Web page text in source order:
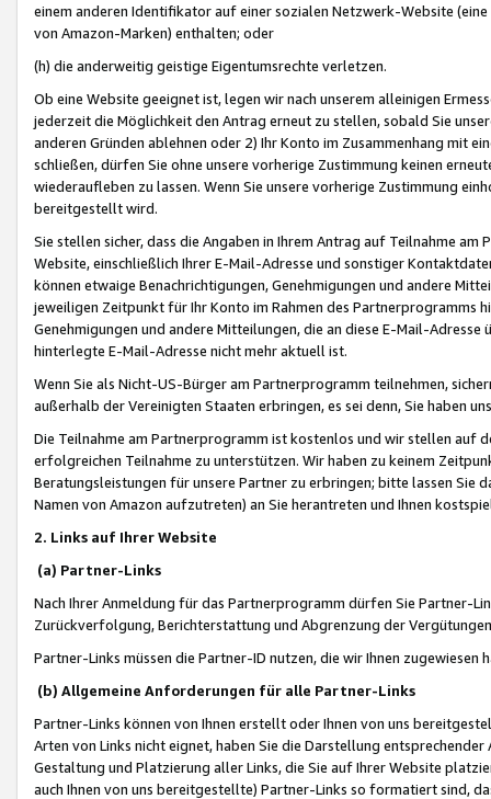
einem anderen Identifikator auf einer sozialen Netzwerk-Website
von Amazon-Marken) enthalten; oder
(h) die anderweitig geistige Eigentumsrechte verletzen.
Ob eine Website geeignet ist, legen wir nach unserem alleinigen
jederzeit die Möglichkeit den Antrag erneut zu stellen, sobald Sie
anderen Gründen ablehnen oder 2) Ihr Konto im Zusammenhang mit
schließen, dürfen Sie ohne unsere vorherige Zustimmung keinen
wiederaufleben zu lassen. Wenn Sie unsere vorherige Zustimmung
bereitgestellt wird.
Sie stellen sicher, dass die Angaben in Ihrem Antrag auf Teilnahme
Website, einschließlich Ihrer E-Mail-Adresse und sonstiger
können etwaige Benachrichtigungen, Genehmigungen und andere
jeweiligen Zeitpunkt für Ihr Konto im Rahmen des Partnerprogramms
Genehmigungen und andere Mitteilungen, die an diese E-Mail-
hinterlegte E-Mail-Adresse nicht mehr aktuell ist.
Wenn Sie als Nicht-US-Bürger am Partnerprogramm teilnehmen,
außerhalb der Vereinigten Staaten erbringen, es sei denn, Sie haben
Die Teilnahme am Partnerprogramm ist kostenlos und wir stellen auf
erfolgreichen Teilnahme zu unterstützen. Wir haben zu keinem
Beratungsleistungen für unsere Partner zu erbringen; bitte lassen Sie
Namen von Amazon aufzutreten) an Sie herantreten und Ihnen
2. Links auf Ihrer Website
(a) Partner-Links
Nach Ihrer Anmeldung für das Partnerprogramm dürfen Sie Partner-
Zurückverfolgung, Berichterstattung und Abgrenzung der
Partner-Links müssen die Partner-ID nutzen, die wir Ihnen zugewiesen
(b) Allgemeine Anforderungen für alle Partner-Links
Partner-Links können von Ihnen erstellt oder Ihnen von uns
Arten von Links nicht eignet, haben Sie die Darstellung
Gestaltung und Platzierung aller Links, die Sie auf Ihrer Website
auch Ihnen von uns bereitgestellte) Partner-Links so formatiert sind,